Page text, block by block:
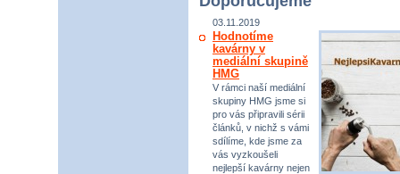
03.11.2019
Hodnotíme
kavárny v
mediální skupině
HMG
V rámci naší mediální
skupiny HMG jsme si
pro vás připravili sérii
článků, v nichž s vámi
sdílíme, kde jsme za
vás vyzkoušeli
nejlepší kavárny nejen